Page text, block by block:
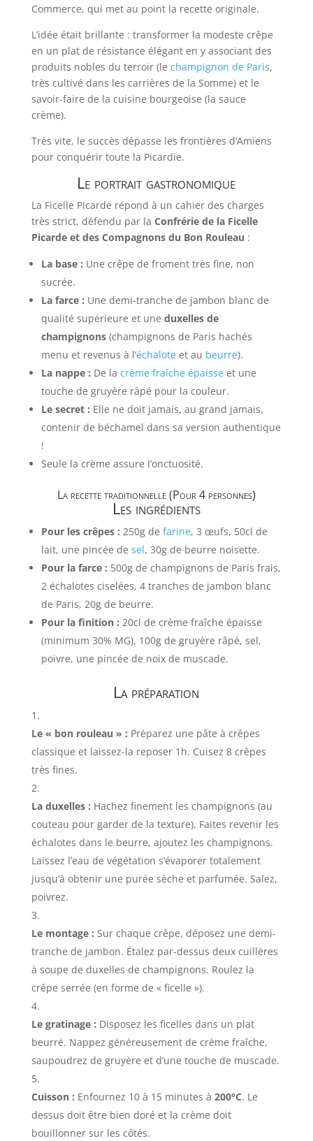
Commerce, qui met au point la recette originale.
L’idée était brillante : transformer la modeste crêpe
en un plat de résistance élégant en y associant des
produits nobles du terroir (le champignon de Paris,
très cultivé dans les carrières de la Somme) et le
savoir-faire de la cuisine bourgeoise (la sauce
crème).
Très vite, le succès dépasse les frontières d’Amiens
pour conquérir toute la Picardie.
Le portrait gastronomique
La Ficelle Picarde répond à un cahier des charges
très strict, défendu par la Confrérie de la Ficelle
Picarde et des Compagnons du Bon Rouleau :
La base : Une crêpe de froment très fine, non
sucrée.
La farce : Une demi-tranche de jambon blanc de
qualité supérieure et une duxelles de
champignons(champignons de Paris hachés
menu et revenus à l’échaloteet au beurre).
La nappe : De la crème fraîche épaisseet une
touche de gruyère râpé pour la couleur.
Le secret : Elle ne doit jamais, au grand jamais,
contenir de béchamel dans sa version authentique
!
Seule la crème assure l’onctuosité.
La recette traditionnelle (Pour 4 personnes)
Les ingrédients
Pour les crêpes : 250g de farine, 3 œufs, 50cl de
lait, une pincée de sel, 30g de beurre noisette.
Pour la farce : 500g de champignons de Paris frais,
2 échalotes ciselées, 4 tranches de jambon blanc
de Paris, 20g de beurre.
Pour la finition : 20cl de crème fraîche épaisse
(minimum 30% MG), 100g de gruyère râpé, sel,
poivre, une pincée de noix de muscade.
La préparation
Le « bon rouleau » : Préparez une pâte à crêpes
classique et laissez-la reposer 1h. Cuisez 8 crêpes
très fines.
La duxelles : Hachez finement les champignons (au
couteau pour garder de la texture). Faites revenir les
échalotes dans le beurre, ajoutez les champignons.
Laissez l’eau de végétation s’évaporer totalement
jusqu’à obtenir une purée sèche et parfumée. Salez,
poivrez.
Le montage : Sur chaque crêpe, déposez une demi-
tranche de jambon. Étalez par-dessus deux cuillères
à soupe de duxelles de champignons. Roulez la
crêpe serrée (en forme de « ficelle »).
Le gratinage : Disposez les ficelles dans un plat
beurré. Nappez généreusement de crème fraîche,
saupoudrez de gruyère et d’une touche de muscade.
Cuisson : Enfournez 10 à 15 minutes à 200°C. Le
dessus doit être bien doré et la crème doit
bouillonner sur les côtés.